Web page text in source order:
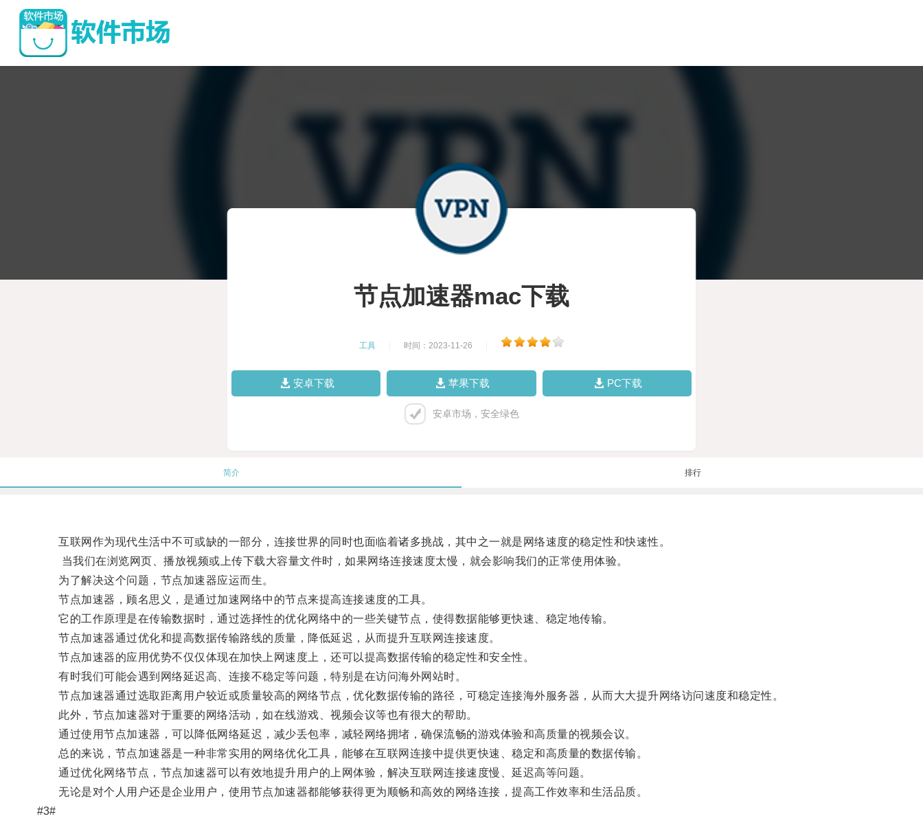
节点加速器mac下载
工具 时间：2023-11-26
安卓下载 苹果下载 PC下载
安卓市场，安全绿色
简介 排行
互联网作为现代生活中不可或缺的一部分，连接世界的同时也面临着诸多挑战，其中之一就是网络速度的稳定性和快速性。
当我们在浏览网页、播放视频或上传下载大容量文件时，如果网络连接速度太慢，就会影响我们的正常使用体验。
为了解决这个问题，节点加速器应运而生。
节点加速器，顾名思义，是通过加速网络中的节点来提高连接速度的工具。
它的工作原理是在传输数据时，通过选择性的优化网络中的一些关键节点，使得数据能够更快速、稳定地传输。
节点加速器通过优化和提高数据传输路线的质量，降低延迟，从而提升互联网连接速度。
节点加速器的应用优势不仅仅体现在加快上网速度上，还可以提高数据传输的稳定性和安全性。
有时我们可能会遇到网络延迟高、连接不稳定等问题，特别是在访问海外网站时。
节点加速器通过选取距离用户较近或质量较高的网络节点，优化数据传输的路径，可稳定连接海外服务器，从而大大提升网络访问速度和稳定性。
此外，节点加速器对于重要的网络活动，如在线游戏、视频会议等也有很大的帮助。
通过使用节点加速器，可以降低网络延迟，减少丢包率，减轻网络拥堵，确保流畅的游戏体验和高质量的视频会议。
总的来说，节点加速器是一种非常实用的网络优化工具，能够在互联网连接中提供更快速、稳定和高质量的数据传输。
通过优化网络节点，节点加速器可以有效地提升用户的上网体验，解决互联网连接速度慢、延迟高等问题。
无论是对个人用户还是企业用户，使用节点加速器都能够获得更为顺畅和高效的网络连接，提高工作效率和生活品质。
#3#